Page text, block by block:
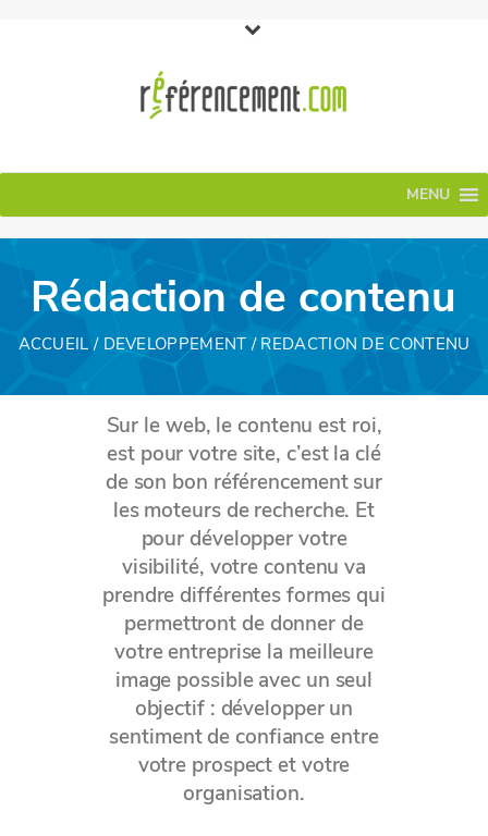
MENU
Rédaction de contenu
ACCUEIL / DEVELOPPEMENT / REDACTION DE CONTENU
Sur le web, le contenu est roi,
est pour votre site, c’est la clé
de son bon référencement sur
les moteurs de recherche. Et
pour développer votre
visibilité, votre contenu va
prendre différentes formes qui
permettront de donner de
votre entreprise la meilleure
image possible avec un seul
objectif : développer un
sentiment de confiance entre
votre prospect et votre
organisation.